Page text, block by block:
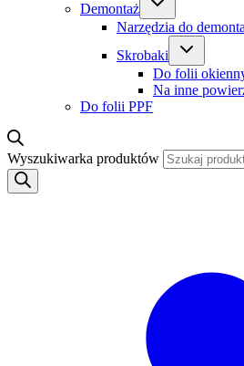
Demontaż
Narzędzia do
Skrobaki
Do folii
Na inne
Do folii PPF
Wyszukiwarka produktów